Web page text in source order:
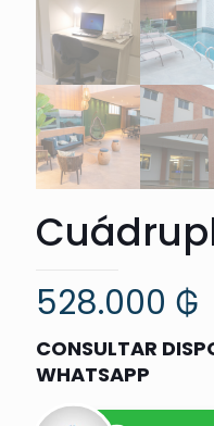
528.000 ₲
CONSULTAR
WHATSAPP